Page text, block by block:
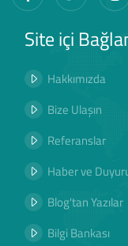
Site içi
Hakkımızda
Bize Ulaşın
Referanslar
Haber ve
Blog'tan Yazılar
Bilgi Bankası